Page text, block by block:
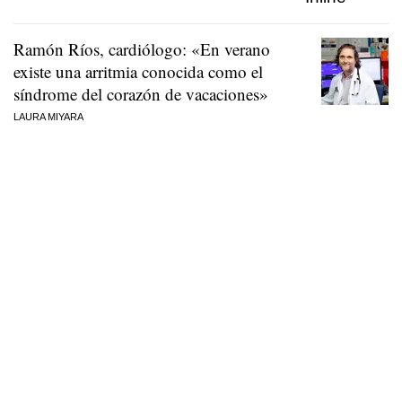
Ramón Ríos, cardiólogo: «En verano
existe una arritmia conocida como el
síndrome del corazón de vacaciones»
LAURA MIYARA